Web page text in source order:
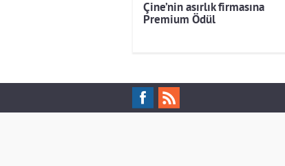
Çine’nin asırlık firmasına
Premium Ödül